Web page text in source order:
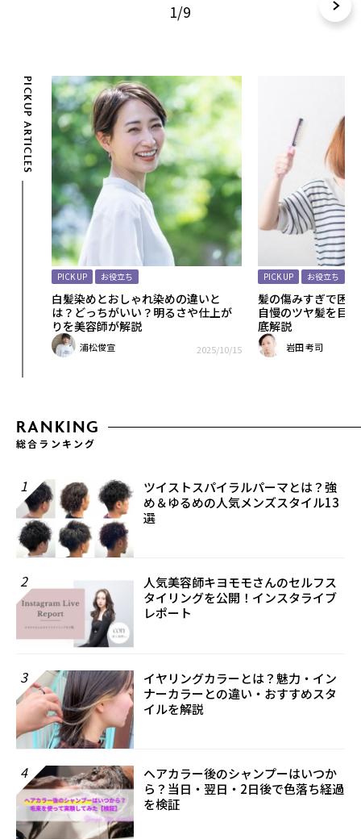
1/9
PICKUP ARTICLES
PICK UP お役立ち
白髪染めとおしゃれ染めの違いと
は？どっちがいい？明るさや仕上が
りを美容師が解説
浦松俊宣 2025/10/15
PICK UP お役立ち
髪の傷みすぎで困
自慢のツヤ髪を目
底解説
岩田 考司
RANKING
総合ランキング
1
ツイストスパイラルパーマとは？強
め＆ゆるめの人気メンズスタイル13
選
2
人気美容師キヨモモさんのセルフス
タイリングを公開！インスタライブ
レポート
3
イヤリングカラーとは？魅力・イン
ナーカラーとの違い・おすすめスタ
イルを解説
4
ヘアカラー後のシャンプーはいつか
ら？当日・翌日・2日後で色落ち経過
を検証